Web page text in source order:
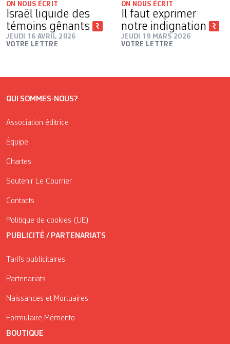
ON NOUS ÉCRIT
Israël liquide des
témoins gênants
JEUDI 16 AVRIL 2026
VOTRE LETTRE
ON NOUS ÉCRIT
Il faut exprimer
notre indignation
JEUDI 19 MARS 2026
VOTRE LETTRE
QUI SOMMES-NOUS?
Association éditrice
Équipe
Chartes
Soutenir Le Courrier
Contacts
Politique de cookies (UE)
PUBLICITÉ / PARTENARIATS
Tarifs publicitaires
Partenariats
Naissances et Mortuaires
Formulaire Mémento
BOUTIQUE